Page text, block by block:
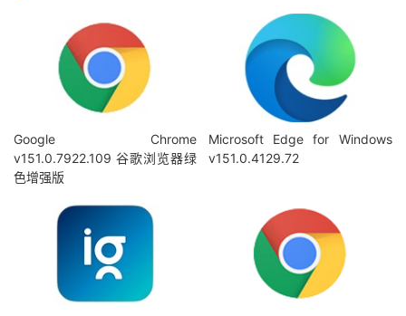
Google Chrome
v151.0.7922.109 谷歌浏览器绿
色增强版
Microsoft Edge for Windows
v151.0.4129.72